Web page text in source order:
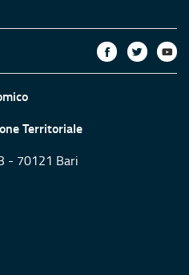
Territoriale
- 70121 Bari